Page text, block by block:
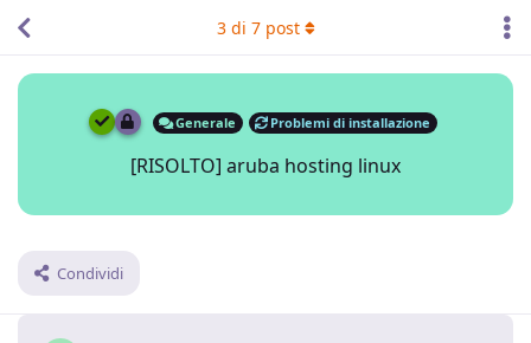
Generale Problemi di installazione
[RISOLTO] aruba hosting linux
Condividi
3di 7post